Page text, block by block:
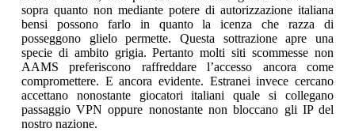
sopra quanto non mediante potere di autorizzazione italiana
bensi possono farlo in quanto la icenza che razza di
posseggono glielo permette. Questa sottrazione apre una
specie di ambito grigia. Pertanto molti siti scommesse non
AAMS preferiscono raffreddare l’accesso ancora come
compromettere. E ancora evidente. Estranei invece cercano
accettano nonostante giocatori italiani quale si collegano
passaggio VPN oppure nonostante non bloccano gli IP del
nostro nazione.